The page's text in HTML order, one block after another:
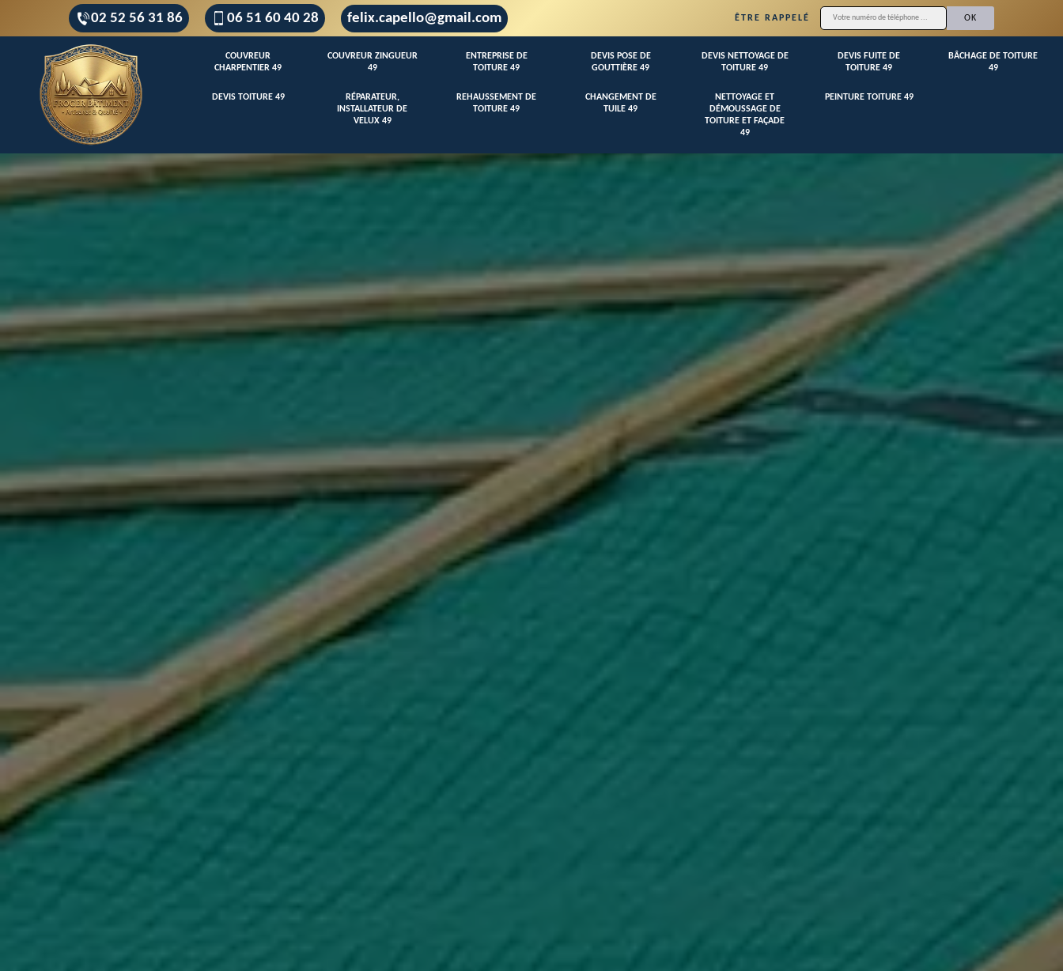
02 52 56 31 86 06 51 60 40 28 felix.capello@gmail.com ÊTRE RAPPELÉ
COUVREUR
CHARPENTIER 49
COUVREUR ZINGUEUR
49
ENTREPRISE DE
TOITURE 49
DEVIS POSE DE
GOUTTIÈRE 49
DEVIS NETTOYAGE DE
TOITURE 49
DEVIS FUITE DE
TOITURE 49
BÂCHAGE DE TOITURE
49
DEVIS TOITURE 49
RÉPARATEUR,
INSTALLATEUR DE
VELUX 49
REHAUSSEMENT DE
TOITURE 49
CHANGEMENT DE
TUILE 49
NETTOYAGE ET
DÉMOUSSAGE DE
TOITURE ET FAÇADE
49
PEINTURE TOITURE 49